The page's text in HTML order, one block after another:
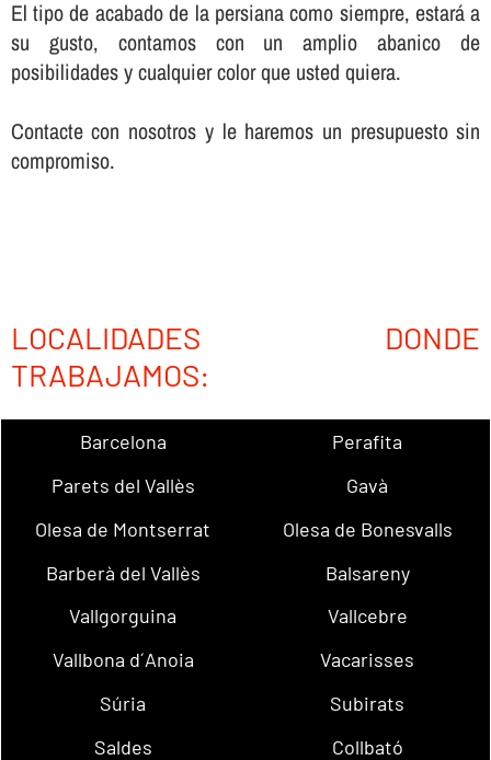
El tipo de acabado de la persiana como siempre, estará a
su gusto, contamos con un amplio abanico de
posibilidades y cualquier color que usted quiera.
Contacte con nosotros y le haremos un presupuesto sin
compromiso.
LOCALIDADES DONDE
TRABAJAMOS:
Barcelona
Perafita
Parets del Vallès
Gavà
Olesa de Montserrat
Olesa de Bonesvalls
Barberà del Vallès
Balsareny
Vallgorguina
Vallcebre
Vallbona d´Anoia
Vacarisses
Súria
Subirats
Saldes
Collbató